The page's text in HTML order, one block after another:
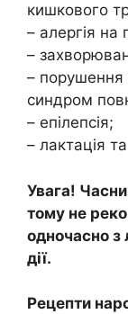
кишкового
– алергія на
–
– порушення
синдром
– епілепсія;
– лактація та
Увага!
тому не
одночасно з
дії.
Рецепти